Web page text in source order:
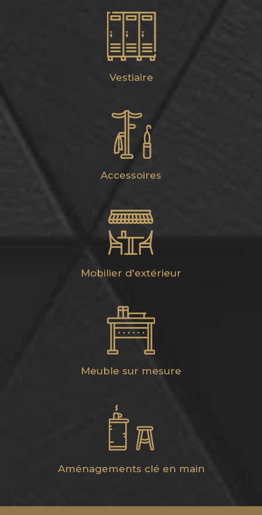
Vestiaire
Accessoires
Mobilier d'extérieur
Meuble sur mesure
Aménagements clé en main